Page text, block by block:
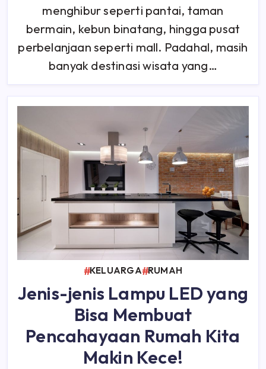
menghibur seperti pantai, taman
bermain, kebun binatang, hingga pusat
perbelanjaan seperti mall. Padahal, masih
banyak destinasi wisata yang…
KELUARGA RUMAH
Jenis-jenis Lampu LED yang
Bisa Membuat
Pencahayaan Rumah Kita
Makin Kece!